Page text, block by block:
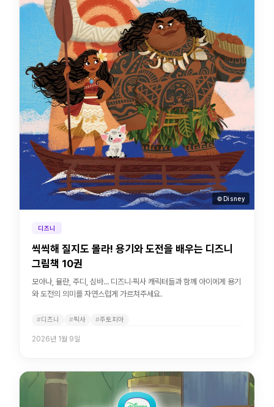
© Disney
디즈니
씩씩해 질지도 몰라! 용기와 도전을 배우는 디즈니
그림책 10권
모아나, 뮬란, 주디, 심바... 디즈니·픽사 캐릭터들과 함께 아이에게 용기
와 도전의 의미를 자연스럽게 가르쳐주세요.
디즈니 픽사 주토피아
2026년 1월 9일